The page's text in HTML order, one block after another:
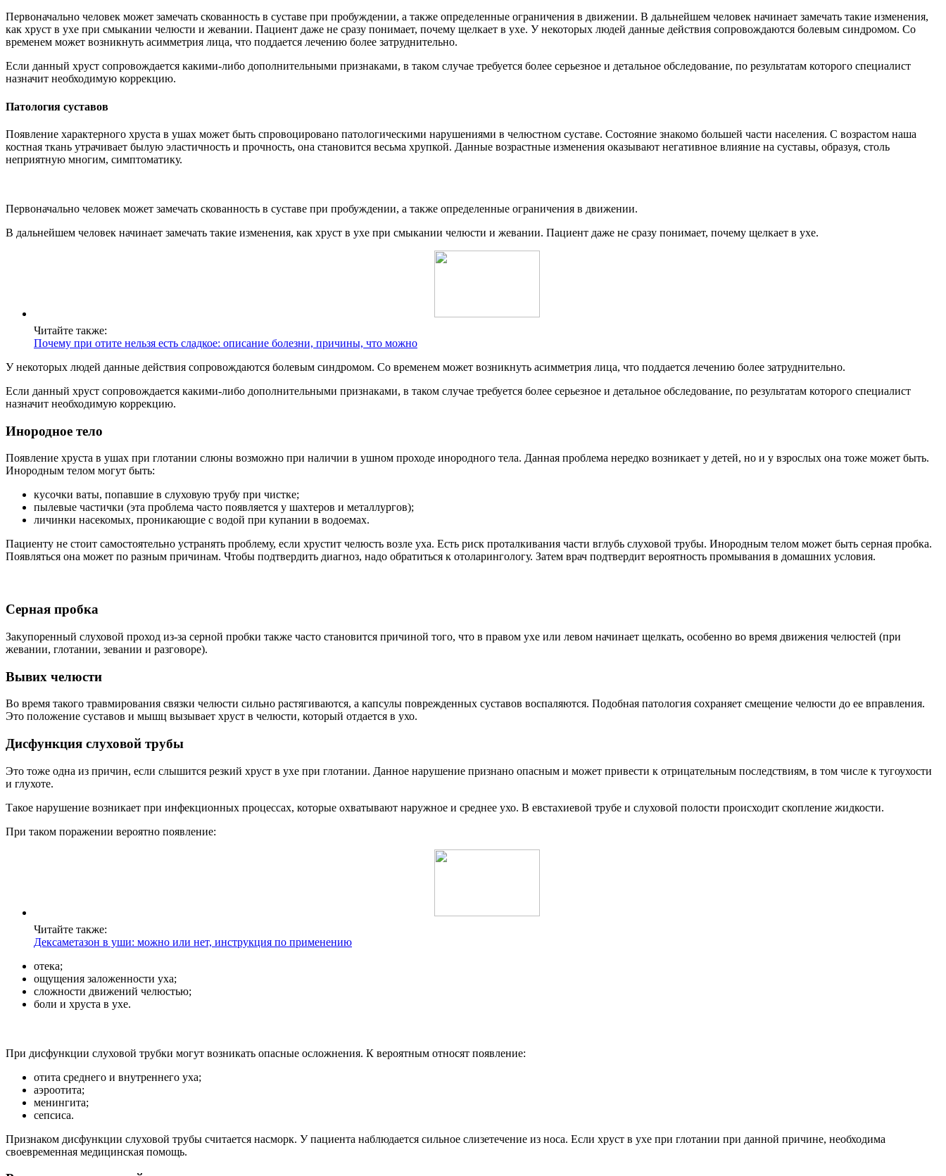
Первоначально человек может замечать скованность в суставе при пробуждении, а также определенные ограничения в движении. В дальнейшем человек начинает замечать такие изменения,
как хруст в ухе при смыкании челюсти и жевании. Пациент даже не сразу понимает, почему щелкает в ухе. У некоторых людей данные действия сопровождаются болевым синдромом. Со
временем может возникнуть асимметрия лица, что поддается лечению более затруднительно.
Если данный хруст сопровождается какими-либо дополнительными признаками, в таком случае требуется более серьезное и детальное обследование, по результатам которого специалист
назначит необходимую коррекцию.
Патология суставов
Появление характерного хруста в ушах может быть спровоцировано патологическими нарушениями в челюстном суставе. Состояние знакомо большей части населения. С возрастом наша
костная ткань утрачивает былую эластичность и прочность, она становится весьма хрупкой. Данные возрастные изменения оказывают негативное влияние на суставы, образуя, столь
неприятную многим, симптоматику.
Первоначально человек может замечать скованность в суставе при пробуждении, а также определенные ограничения в движении.
В дальнейшем человек начинает замечать такие изменения, как хруст в ухе при смыкании челюсти и жевании. Пациент даже не сразу понимает, почему щелкает в ухе.
Читайте также:
Почему при отите нельзя есть сладкое: описание болезни, причины, что можно
У некоторых людей данные действия сопровождаются болевым синдромом. Со временем может возникнуть асимметрия лица, что поддается лечению более затруднительно.
Если данный хруст сопровождается какими-либо дополнительными признаками, в таком случае требуется более серьезное и детальное обследование, по результатам которого специалист
назначит необходимую коррекцию.
Инородное тело
Появление хруста в ушах при глотании слюны возможно при наличии в ушном проходе инородного тела. Данная проблема нередко возникает у детей, но и у взрослых она тоже может быть.
Инородным телом могут быть:
кусочки ваты, попавшие в слуховую трубу при чистке;
пылевые частички (эта проблема часто появляется у шахтеров и металлургов);
личинки насекомых, проникающие с водой при купании в водоемах.
Пациенту не стоит самостоятельно устранять проблему, если хрустит челюсть возле уха. Есть риск проталкивания части вглубь слуховой трубы. Инородным телом может быть серная пробка.
Появляться она может по разным причинам. Чтобы подтвердить диагноз, надо обратиться к отоларингологу. Затем врач подтвердит вероятность промывания в домашних условия.
Серная пробка
Закупоренный слуховой проход из-за серной пробки также часто становится причиной того, что в правом ухе или левом начинает щелкать, особенно во время движения челюстей (при
жевании, глотании, зевании и разговоре).
Вывих челюсти
Во время такого травмирования связки челюсти сильно растягиваются, а капсулы поврежденных суставов воспаляются. Подобная патология сохраняет смещение челюсти до ее вправления.
Это положение суставов и мышц вызывает хруст в челюсти, который отдается в ухо.
Дисфункция слуховой трубы
Это тоже одна из причин, если слышится резкий хруст в ухе при глотании. Данное нарушение признано опасным и может привести к отрицательным последствиям, в том числе к тугоухости
и глухоте.
Такое нарушение возникает при инфекционных процессах, которые охватывают наружное и среднее ухо. В евстахиевой трубе и слуховой полости происходит скопление жидкости.
При таком поражении вероятно появление:
Читайте также:
Дексаметазон в уши: можно или нет, инструкция по применению
отека;
ощущения заложенности уха;
сложности движений челюстью;
боли и хруста в ухе.
При дисфункции слуховой трубки могут возникать опасные осложнения. К вероятным относят появление:
отита среднего и внутреннего уха;
аэроотита;
менингита;
сепсиса.
Признаком дисфункции слуховой трубы считается насморк. У пациента наблюдается сильное слизетечение из носа. Если хруст в ухе при глотании при данной причине, необходима
своевременная медицинская помощь.